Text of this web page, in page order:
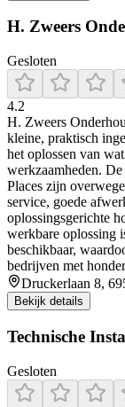
H. Zweers
Gesloten
4.2
H. Zweers
kleine, praktisch
het oplossen van
werkzaamheden.
Places zijn
service, goede
oplossingsgerichte
werkbare oplossing
beschikbaar,
bedrijven met
Druckerlaan 8,
Bekijk details
Technische
Gesloten